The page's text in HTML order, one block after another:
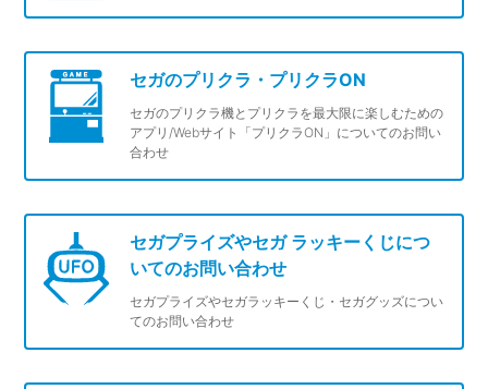
セガのプリクラ・プリクラON
セガのプリクラ機とプリクラを最大限に楽しむための
アプリ/Webサイト「プリクラON」についてのお問い
合わせ
セガプライズやセガ ラッキーくじにつ
いてのお問い合わせ
セガプライズやセガラッキーくじ・セガグッズについ
てのお問い合わせ